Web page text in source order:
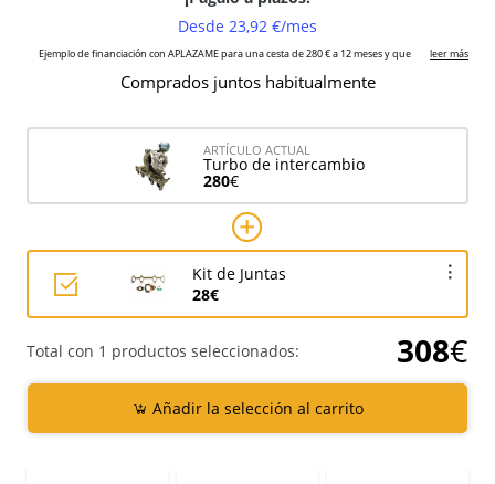
Comprados juntos habitualmente
ARTÍCULO ACTUAL
Turbo de intercambio
280€
Kit de Juntas
28€
Total con 1 productos seleccionados: 308€
Añadir la selección al carrito